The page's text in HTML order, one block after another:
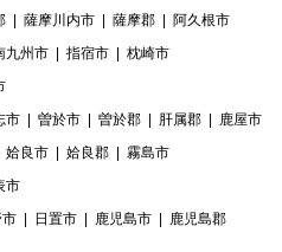
薩摩川内市 薩摩郡
阿久根市
九州市 指宿市
枕崎市
市 曽於市 曽於郡 肝属郡
鹿屋市
姶良市 姶良郡
霧島市
市
市 日置市 鹿児島市 鹿児島郡